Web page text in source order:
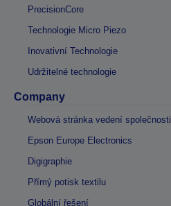
PrecisionCore
Technologie Micro Piezo
Inovativní Technologie
Udržitelné technologie
Company
Webová stránka vedení společnosti
Epson Europe Electronics
Digigraphie
Přímý potisk textilu
Globální řešení